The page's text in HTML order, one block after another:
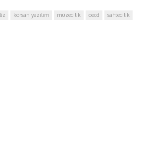
korsan yazılım müzecilik oecd
sahtecilik